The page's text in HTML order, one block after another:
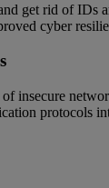
get rid of IDs
cyber
of insecure
protocols